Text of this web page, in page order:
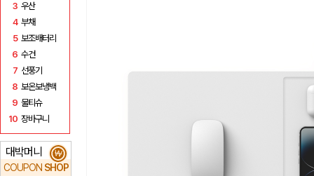
3 우산
4 부채
5 보조배터리
6 수건
7 선풍기
8 보온보냉백
9 물티슈
10 장바구니
대박머니
COUPON SHOP
₩